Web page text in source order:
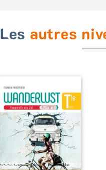
Les autres